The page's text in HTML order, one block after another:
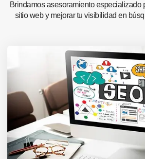
Brindamos asesoramiento especializado
sitio web y mejorar tu visibilidad en